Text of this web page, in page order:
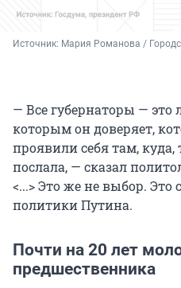
Источник: Мария Романова /
— Все губернаторы — это
которым он доверяет,
проявили себя там, куда,
послала, — сказал
<...> Это же не выбор. Это
политики Путина.
Почти на 20 лет
предшественника